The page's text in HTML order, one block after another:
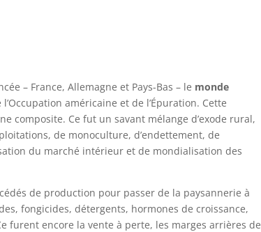
– France, Allemagne et Pays-Bas – le monde
américaine et de l’Épuration. Cette
composite. Ce fut un savant mélange d’exode rural,
de monoculture, d’endettement, de
du marché intérieur et de mondialisation des
de production pour passer de la paysannerie à
fongicides, détergents, hormones de croissance,
furent encore la vente à perte, les marges arrières de